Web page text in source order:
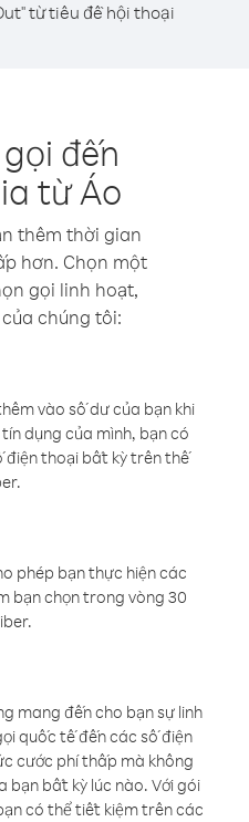
từ tiêu đề hội thoại
đến
từ Áo
thêm thời gian
hơn. Chọn một
gọi linh hoạt,
chúng tôi:
vào số dư của bạn khi
dụng của mình, bạn có
điện thoại bất kỳ trên thế
phép bạn thực hiện các
bạn chọn trong vòng 30
mang đến cho bạn sự linh
quốc tế đến các số điện
cước phí thấp mà không
bạn bất kỳ lúc nào. Với gói
có thể tiết kiệm trên các